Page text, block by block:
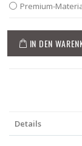
Premium-
IN DEN
Details